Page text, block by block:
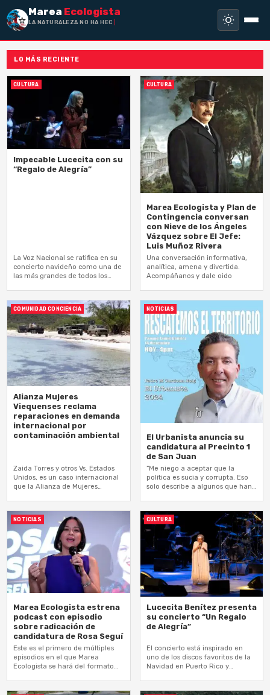
Marea Ecologista
LA NATURALEZA NO HA HECHO ESCLA
LO MÁS RECIENTE
CULTURA
Impecable Lucecita con su
“Regalo de Alegría”
La Voz Nacional se ratifica en su
concierto navideño como una de
las más grandes de todos los
CULTURA
Marea Ecologista y Plan de
Contingencia conversan
con Nieve de los Ángeles
Vázquez sobre El Jefe:
Luis Muñoz Rivera
Una conversación informativa,
analítica, amena y divertida.
Acompáñanos y dale oido
COMUNIDAD CONCIENCIA
Alianza Mujeres
Viequenses reclama
reparaciones en demanda
internacional por
contaminación ambiental
Zaida Torres y otros Vs. Estados
Unidos, es un caso internacional
que la Alianza de Mujeres
NOTICIAS
El Urbanista anuncia su
candidatura al Precinto 1
de San Juan
“Me niego a aceptar que la
política es sucia y corrupta. Eso
solo describe a algunos que han
NOTICIAS
Marea Ecologista estrena
podcast con episodio
sobre radicación de
candidatura de Rosa Seguí
Este es el primero de múltiples
episodios en el que Marea
Ecologista se hará del formato
CULTURA
Lucecita Benítez presenta
su concierto “Un Regalo
de Alegría”
El concierto está inspirado en
uno de los discos favoritos de la
Navidad en Puerto Rico y